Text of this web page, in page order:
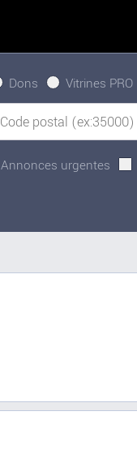
Dons Vitrines PRO
Annonces urgentes